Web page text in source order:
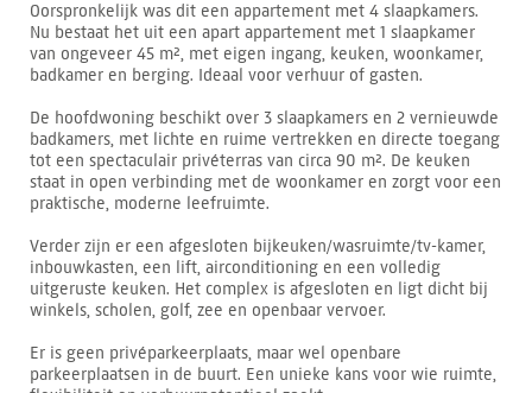
Oorspronkelijk was dit een appartement met 4 slaapkamers.
Nu bestaat het uit een apart appartement met 1 slaapkamer
van ongeveer 45 m², met eigen ingang, keuken, woonkamer,
badkamer en berging. Ideaal voor verhuur of gasten.
De hoofdwoning beschikt over 3 slaapkamers en 2 vernieuwde
badkamers, met lichte en ruime vertrekken en directe toegang
tot een spectaculair privéterras van circa 90 m². De keuken
staat in open verbinding met de woonkamer en zorgt voor een
praktische, moderne leefruimte.
Verder zijn er een afgesloten bijkeuken/wasruimte/tv-kamer,
inbouwkasten, een lift, airconditioning en een volledig
uitgeruste keuken. Het complex is afgesloten en ligt dicht bij
winkels, scholen, golf, zee en openbaar vervoer.
Er is geen privéparkeerplaats, maar wel openbare
parkeerplaatsen in de buurt. Een unieke kans voor wie ruimte,